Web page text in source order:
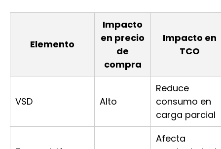
Elemento
Impacto
en precio
de
compra
Impacto en
TCO
VSD Alto
Reduce
consumo en
carga parcial
Afecta